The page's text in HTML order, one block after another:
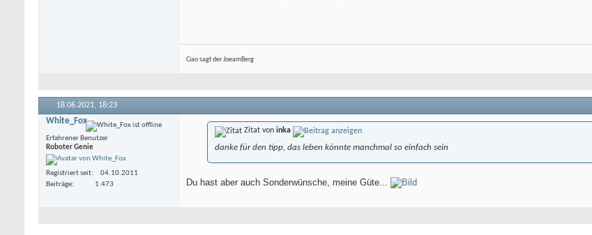
Ciao sagt der JoeamBerg
18.06.2021, 18:23
White_Fox
Erfahrener Benutzer
Roboter Genie
Registriert seit
04.10.2011
Beiträge
1.473
Zitat von inka
danke für den tipp, das leben könnte manchmal so einfach sein
Du hast aber auch Sonderwünsche, meine Güte...